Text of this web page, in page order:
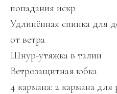
попадания искр
Удлинённая спинка для
от ветра
Шнур-утяжка в талии
Ветрозащитная юбка
4 кармана: 2 кармана